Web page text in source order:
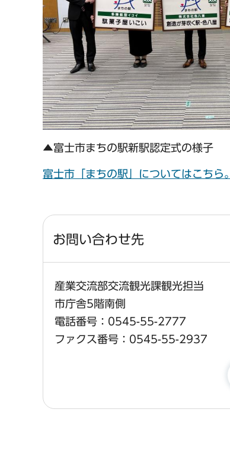
▲富士市まちの駅新駅認定式の様子
富士市「まちの駅」についてはこちら。
お問い合わせ先
産業交流部交流観光課観光担当
市庁舎5階南側
電話番号：0545-55-2777
ファクス番号：0545-55-2937